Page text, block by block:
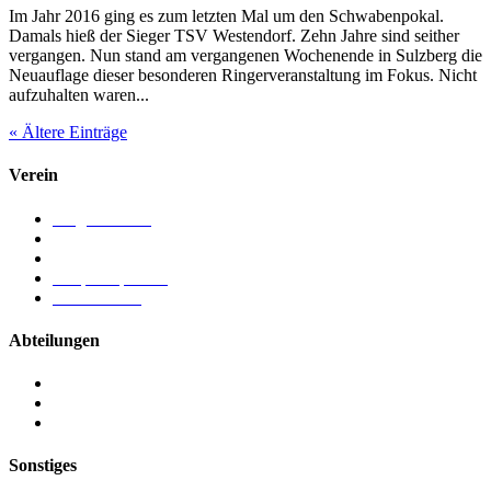
Im Jahr 2016 ging es zum letzten Mal um den Schwabenpokal.
Damals hieß der Sieger TSV Westendorf. Zehn Jahre sind seither
vergangen. Nun stand am vergangenen Wochenende in Sulzberg die
Neuauflage dieser besonderen Ringerveranstaltung im Fokus. Nicht
aufzuhalten waren...
« Ältere Einträge
Verein
Abteilungen
Sonstiges